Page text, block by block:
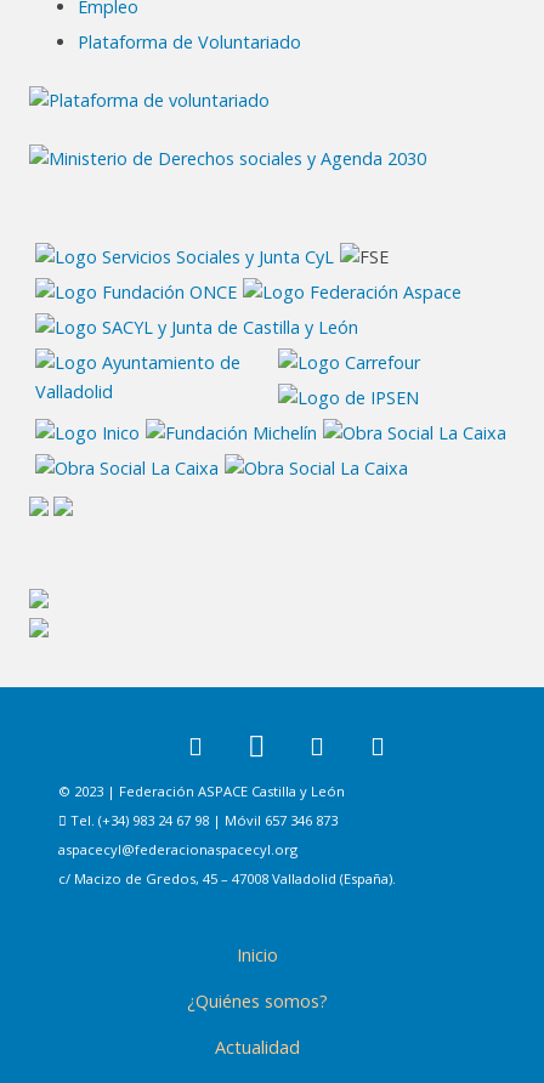
Empleo
Plataforma de Voluntariado
© 2023 | Federación ASPACE Castilla y León
Tel. (+34) 983 24 67 98 | Móvil 657 346 873
aspacecyl@federacionaspacecyl.org
c/ Macizo de Gredos, 45 – 47008 Valladolid (España).
Inicio
¿Quiénes somos?
Actualidad